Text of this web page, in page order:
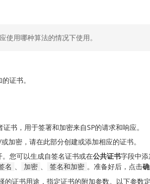
使用哪种算法的情况下使用。
证书。
书，用于签署和加密来自SP的请求和响应。
加密，请在此部分创建或添加相应的证书。
。您可以生成自签名证书或在公共证书字段中
名 、 加密 、 签名和加密 。准备好后，点击
的证书用途，指定证书的附加参数。以下参数